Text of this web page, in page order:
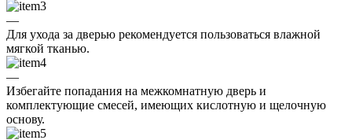
—
Для ухода за дверью рекомендуется пользоваться влажной
мягкой тканью.
—
Избегайте попадания на межкомнатную дверь и
комплектующие смесей, имеющих кислотную и щелочную
основу.